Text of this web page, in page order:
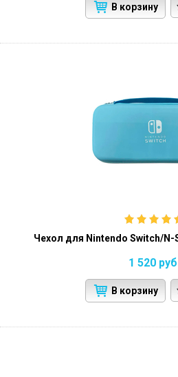
В корзину
Чехол для Nintendo Switch/N-
1 520
В корзину